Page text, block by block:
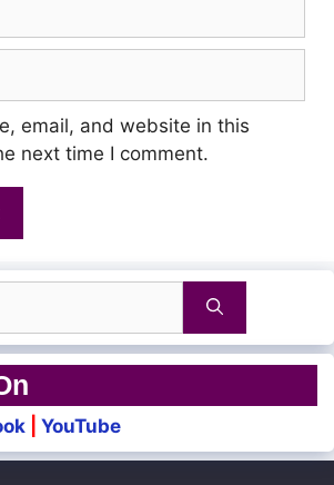
renguthae
email, and website in this
next time I comment.
YouTube